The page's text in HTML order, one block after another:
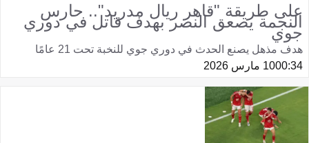
على طريقة "قاهر ريال مدريد".. حارس
النجمة يصعق النصر بهدف قاتل في دوري
جوي
هدف مذهل يصنع الحدث في دوري جوي للنخبة تحت 21 عامًا
00:3410 مارس 2026